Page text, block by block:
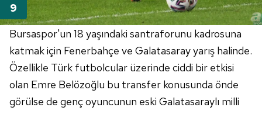
Bursaspor'un 18 yaşındaki santraforunu kadrosuna
katmak için Fenerbahçe ve Galatasaray yarış halinde.
Özellikle Türk futbolcular üzerinde ciddi bir etkisi
olan Emre Belözoğlu bu transfer konusunda önde
görülse de genç oyuncunun eski Galatasaraylı milli